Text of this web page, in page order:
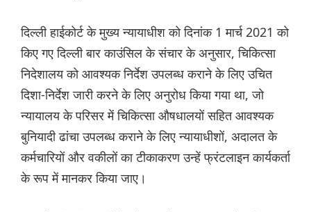
दिल्ली हाईकोर्ट के मुख्य न्यायाधीश को दिनांक 1 मार्च 2021 को
किए गए दिल्ली बार काउंसिल के संचार के अनुसार, चिकित्सा
निदेशालय को आवश्यक निर्देश उपलब्ध कराने के लिए उचित
दिशा-निर्देश जारी करने के लिए अनुरोध किया गया था, जो
न्यायालय के परिसर में चिकित्सा औषधालयों सहित आवश्यक
बुनियादी ढांचा उपलब्ध कराने के लिए न्यायाधीशों, अदालत के
कर्मचारियों और वकीलों का टीकाकरण उन्हें फ्रंटलाइन कार्यकर्ता
के रूप में मानकर किया जाए।